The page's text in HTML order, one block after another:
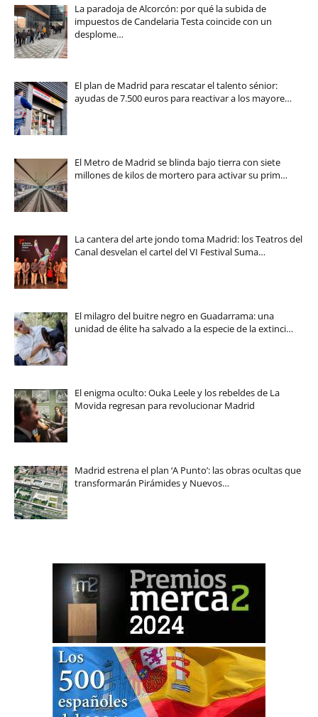
La paradoja de Alcorcón: por qué la subida de
impuestos de Candelaria Testa coincide con un
desplome…
El plan de Madrid para rescatar el talento sénior:
ayudas de 7.500 euros para reactivar a los mayore…
El Metro de Madrid se blinda bajo tierra con siete
millones de kilos de mortero para activar su prim…
La cantera del arte jondo toma Madrid: los Teatros del
Canal desvelan el cartel del VI Festival Suma…
El milagro del buitre negro en Guadarrama: una
unidad de élite ha salvado a la especie de la extinci…
El enigma oculto: Ouka Leele y los rebeldes de La
Movida regresan para revolucionar Madrid
Madrid estrena el plan ‘A Punto’: las obras ocultas que
transformarán Pirámides y Nuevos…